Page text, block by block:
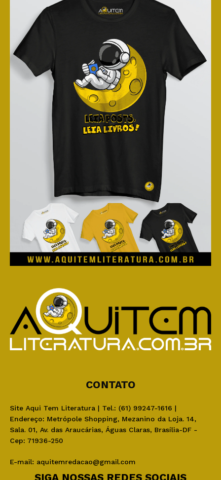
CONTATO
Site Aqui Tem Literatura | Tel.: (61) 99247-1616 |
Endereço: Metrópole Shopping, Mezanino da Loja. 14,
Sala. 01, Av. das Araucárias, Águas Claras, Brasília-DF -
Cep: 71936-250
E-mail: aquitemredacao@gmail.com
SIGA NOSSAS REDES SOCIAIS